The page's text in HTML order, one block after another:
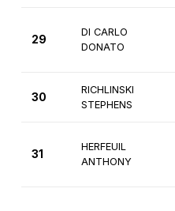
29
DI CARLO
DONATO
30
RICHLINSKI
STEPHENS
31
HERFEUIL
ANTHONY